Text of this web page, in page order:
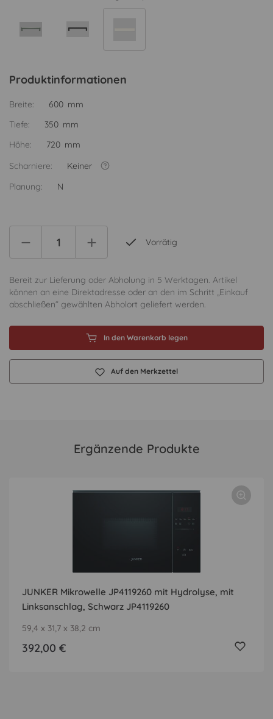
Produktinformationen
Breite:
600 mm
Tiefe:
350 mm
Höhe:
720 mm
Scharniere:
Keiner
Planung:
N
Vorrätig
Bereit zur Lieferung oder Abholung in 5 Werktagen. Artikel
können an eine Direktadresse oder an den im Schritt „Einkauf
abschließen“ gewählten Abholort geliefert werden.
In den Warenkorb legen
Auf den Merkzettel
Ergänzende Produkte
JUNKER Mikrowelle JP4119260 mit Hydrolyse, mit
Linksanschlag, Schwarz JP4119260
59,4 x 31,7 x 38,2 cm
392,00 €